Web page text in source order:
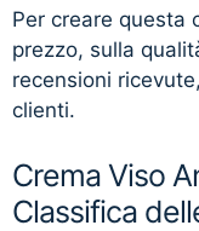
Per creare questa
prezzo, sulla
recensioni
clienti.
Crema Viso
Classifica